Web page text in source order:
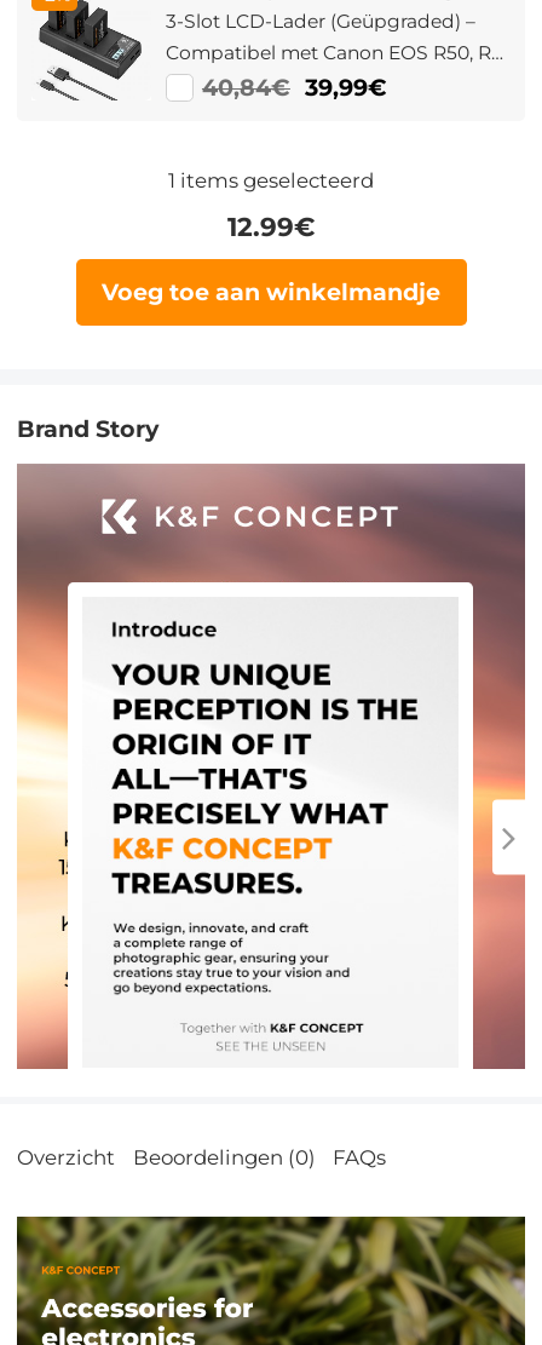
3-Slot LCD-Lader (Geüpgraded) –
Compatibel met Canon EOS R50, RP,
R10, R8, Rebel T8i/T7i/T6i, SL2/SL3,
40,84€ 39,99€
1 items geselecteerd
12.99€
Voeg toe aan winkelmandje
Brand Story
Overzicht Beoordelingen (0) FAQs